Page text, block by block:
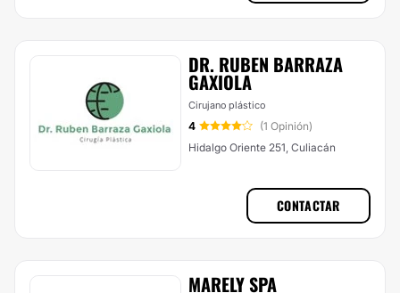
DR. RUBEN BARRAZA
GAXIOLA
Cirujano plástico
4
(1 Opinión)
Hidalgo Oriente 251, Culiacán
CONTACTAR
MARELY SPA